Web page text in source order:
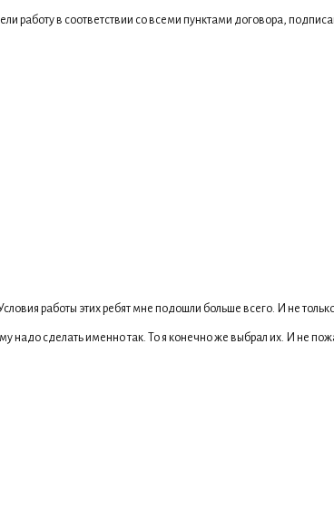
работу в соответствии со всеми пунктами договора,
работы этих ребят мне подошли больше всего. И не
надо сделать именно так. То я конечно же выбрал их. И не